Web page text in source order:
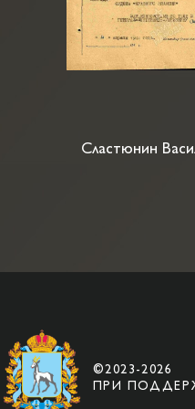
Сластюнин
©2023-2026
ПРИ